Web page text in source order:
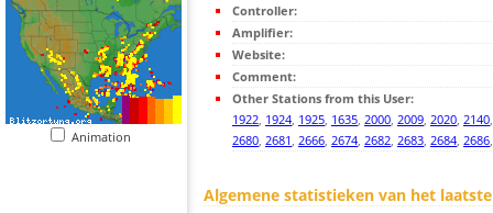
Animation
Controller:
Amplifier:
Website:
Comment:
Other Stations from this User:
1922, 1924, 1925, 1635, 2000, 2009, 2020, 2140
2680, 2681, 2666, 2674, 2682, 2683, 2684, 2686
Algemene statistieken van het